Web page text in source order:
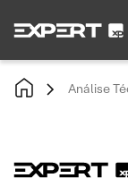
Análise